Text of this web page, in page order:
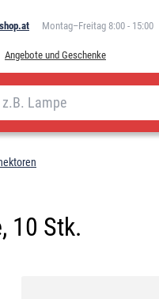
Montag–Freitag 8:00 - 15:00
Angebote und Geschenke
10 Stk.